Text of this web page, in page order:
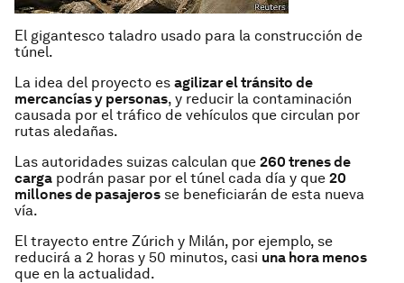
El gigantesco taladro usado para la construcción de
túnel.
La idea del proyecto es agilizar el tránsito de
mercancías y personas, y reducir la contaminación
causada por el tráfico de vehículos que circulan por
rutas aledañas.
Las autoridades suizas calculan que 260 trenes de
carga podrán pasar por el túnel cada día y que 20
millones de pasajeros se beneficiarán de esta nueva
vía.
El trayecto entre Zúrich y Milán, por ejemplo, se
reducirá a 2 horas y 50 minutos, casi una hora menos
que en la actualidad.